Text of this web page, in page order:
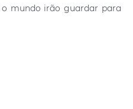
mundo irão guardar para